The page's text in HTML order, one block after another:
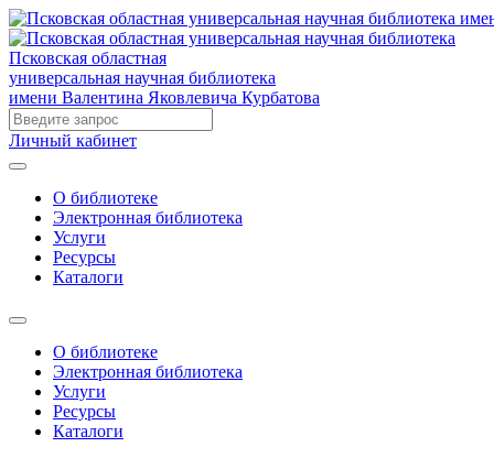
Псковская областная
универсальная научная библиотека
имени Валентина Яковлевича Курбатова
Личный кабинет
О библиотеке
Электронная библиотека
Услуги
Ресурсы
Каталоги
О библиотеке
Электронная библиотека
Услуги
Ресурсы
Каталоги